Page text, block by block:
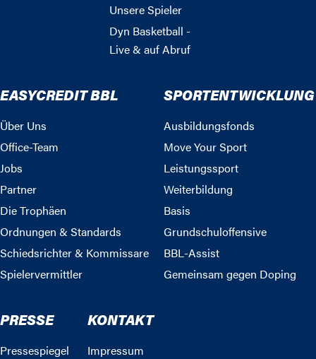
Unsere Spieler
Dyn Basketball -
Live & auf Abruf
EASYCREDIT BBL
Über Uns
Office-Team
Jobs
Partner
Die Trophäen
Ordnungen & Standards
Schiedsrichter & Kommissare
Spielervermittler
SPORTENTWICKLUNG
Ausbildungsfonds
Move Your Sport
Leistungssport
Weiterbildung
Basis
Grundschuloffensive
BBL-Assist
Gemeinsam gegen Doping
PRESSE
Pressespiegel
KONTAKT
Impressum